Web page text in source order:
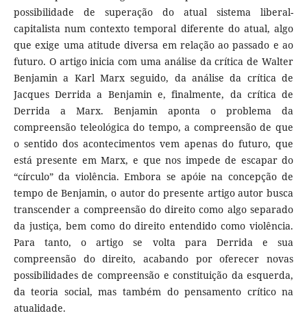
possibilidade de superação do atual sistema liberal-
capitalista num contexto temporal diferente do atual, algo
que exige uma atitude diversa em relação ao passado e ao
futuro. O artigo inicia com uma análise da crítica de Walter
Benjamin a Karl Marx seguido, da análise da crítica de
Jacques Derrida a Benjamin e, finalmente, da crítica de
Derrida a Marx. Benjamin aponta o problema da
compreensão teleológica do tempo, a compreensão de que
o sentido dos acontecimentos vem apenas do futuro, que
está presente em Marx, e que nos impede de escapar do
“círculo” da violência. Embora se apóie na concepção de
tempo de Benjamin, o autor do presente artigo autor busca
transcender a compreensão do direito como algo separado
da justiça, bem como do direito entendido como violência.
Para tanto, o artigo se volta para Derrida e sua
compreensão do direito, acabando por oferecer novas
possibilidades de compreensão e constituição da esquerda,
da teoria social, mas também do pensamento crítico na
atualidade.